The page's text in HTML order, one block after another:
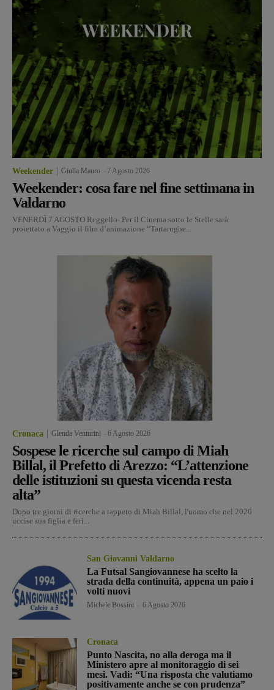
Weekender Giulia Mauro 7 Agosto 2026
Weekender: cosa fare nel fine settimana in
Valdarno
VENERDÌ 7 AGOSTO Reggello- Per il Cinema sotto le Stelle sarà
proiettato a Vaggio il film d’animazione “Tartarughe...
Cronaca Glenda Venturini 6 Agosto 2026
Sospese le ricerche sul campo di Miah
Billal, il Prefetto di Arezzo: “L’attenzione
delle istituzioni su questa vicenda resta
alta”
Dopo tre giorni di ricerche a tappeto di Miah Billal, l'uomo che nel 2020
uccise sua figlia e ferì...
San Giovanni Valdarno
La Futsal Sangiovannese ha scelto la
strada della continuità, appena un paio i
volti nuovi
Michele Bossini 6 Agosto 2026
Cronaca
Punto Nascita, no alla deroga ma il
Ministero apre al monitoraggio di sei
mesi. Vadi: “Una risposta che valutiamo
positivamente anche se con prudenza”